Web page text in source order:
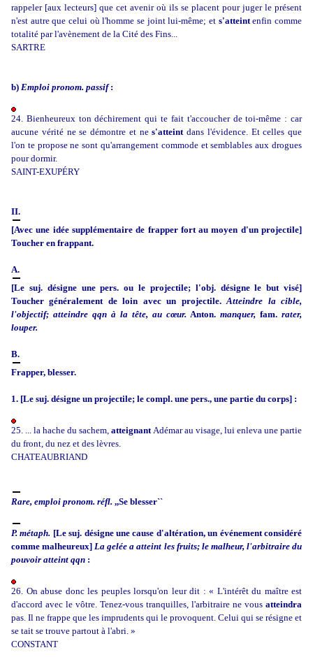
rappeler [aux lecteurs] que cet avenir où ils se placent pour juger le présent
n'est autre que celui où l'homme se joint lui-même; et s'atteintenfin comme
totalité par l'avènement de la Cité des Fins...
SARTRE
b) Emploi pronom. passif:
24. Bienheureux ton déchirement qui te fait t'accoucher de toi-même : car
aucune vérité ne se démontre et nes'atteint dans l'évidence. Et celles que
l'on te propose ne sont qu'arrangement commode et semblables aux drogues
pour dormir.
SAINT-EXUPÉRY
II.
[Avec une idée supplémentaire de frapper fort au moyen d'un projectile]
Toucher en frappant.
A.
[Le suj. désigne une pers. ou le projectile; l'obj. désigne le but visé]
Toucher généralement de loin avec un projectile.Atteindre la cible,
l'objectif; atteindre qqn à la tête, au cœur. Anton. manquer, fam. rater,
louper.
B.
Frapper, blesser.
1. [Le suj. désigne un projectile; le compl. une pers., une partie du corps] :
25. ... la hache du sachem,atteignant Adémar au visage, lui enleva une partie
du front, du nez et des lèvres.
CHATEAUBRIAND
Rare, emploi pronom. réfl. ,,Se blesser``
P. métaph. [Le suj. désigne une cause d'altération, un événement considéré
comme malheureux] La gelée a atteint les fruits; le malheur, l'arbitraire du
pouvoir atteint qqn :
26. On abuse donc les peuples lorsqu'on leur dit : « L'intérêt du maître est
d'accord avec le vôtre. Tenez-vous tranquilles, l'arbitraire ne vous atteindra
pas. Il ne frappe que les imprudents qui le provoquent. Celui qui se résigne et
se tait se trouve partout à l'abri. »
CONSTANT